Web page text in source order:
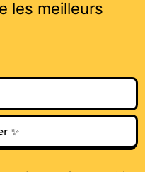
les meilleurs
✨